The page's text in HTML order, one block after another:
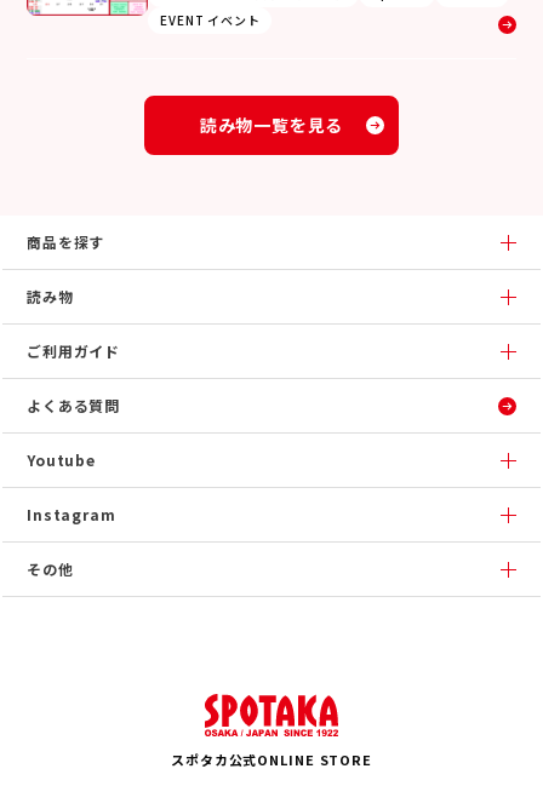
EVENT イベント
読み物一覧を見る
商品を探す
読み物
ご利用ガイド
よくある質問
Youtube
Instagram
その他
スポタカ公式ONLINE STORE